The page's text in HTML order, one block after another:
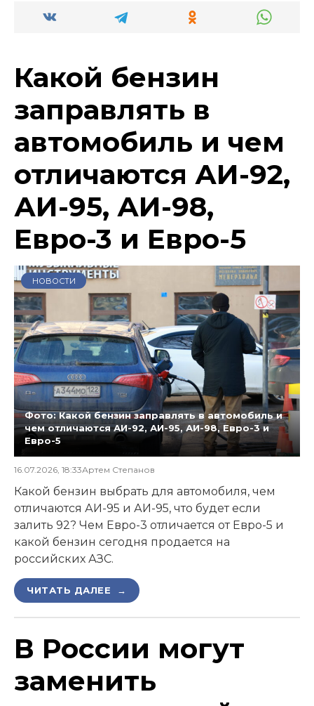
Какой бензин
заправлять в
автомобиль и чем
отличаются АИ-92,
АИ-95, АИ-98,
Евро-3 и Евро-5
НОВОСТИ
Фото: Какой бензин заправлять в автомобиль и
чем отличаются АИ-92, АИ-95, АИ-98, Евро-3 и
Евро-5
16.07.2026, 18:33Артем Степанов
Какой бензин выбрать для автомобиля, чем
отличаются АИ-95 и АИ-95, что будет если
залить 92? Чем Евро-3 отличается от Евро-5 и
какой бензин сегодня продается на
российских АЗС.
ЧИТАТЬ ДАЛЕЕ →
В России могут
заменить